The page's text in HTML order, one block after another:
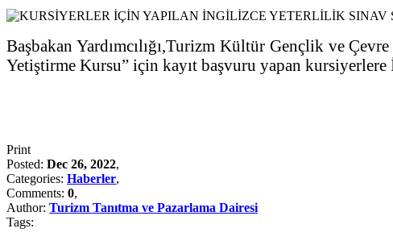
Başbakan Yardımcılığı,Turizm Kültür Gençlik ve
Yetiştirme Kursu” için kayıt başvuru yapan
Print
Posted: Dec 26, 2022,
Categories: Haberler,
Comments: 0,
Author: Turizm Tanıtma ve Pazarlama Dairesi
Tags: